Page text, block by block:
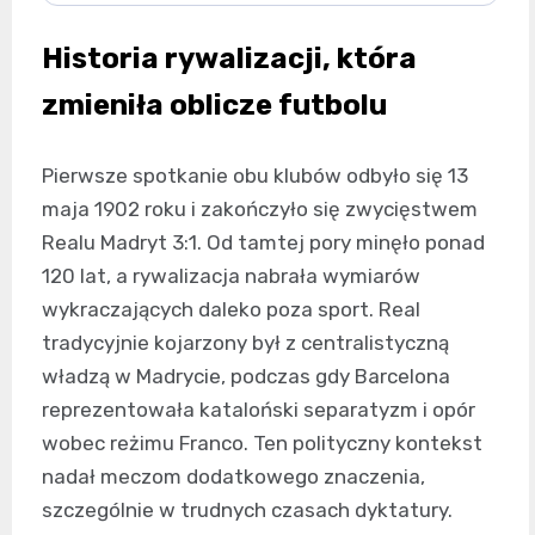
Thibaut Courtois
20 22 17 12
14 6
7 5 21
16
Historia rywalizacji, która
zmieniła oblicze futbolu
Pierwsze spotkanie obu klubów odbyło się 13
maja 1902 roku i zakończyło się zwycięstwem
Realu Madryt 3:1. Od tamtej pory minęło ponad
120 lat, a rywalizacja nabrała wymiarów
wykraczających daleko poza sport. Real
tradycyjnie kojarzony był z centralistyczną
władzą w Madrycie, podczas gdy Barcelona
reprezentowała kataloński separatyzm i opór
wobec reżimu Franco. Ten polityczny kontekst
nadał meczom dodatkowego znaczenia,
szczególnie w trudnych czasach dyktatury.